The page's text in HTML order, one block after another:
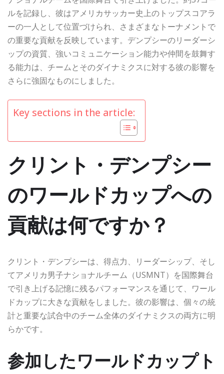
ルを記録し、彼はアメリカサッカー史上のトップスコアラ
ーの一人として位置づけられ、さまざまなトーナメントで
の重要な貢献を反映しています。デンプシーのリーダーシ
ップの資質、強いコミュニケーション能力や仲間を鼓舞す
る能力は、チームとそのダイナミクスに対する彼の影響を
さらに強固なものにしました。
Key sections in the article:
クリント・デンプシー
のワールドカップへの
貢献は何ですか？
クリント・デンプシーは、得点力、リーダーシップ、そし
てアメリカ男子ナショナルチーム（USMNT）を国際舞台
で引き上げる記憶に残るパフォーマンスを通じて、ワール
ドカップに大きな貢献をしました。彼の影響は、個々の統
計と重要な試合中のチーム全体のダイナミクスの両方に明
らかです。
参加したワールドカップト